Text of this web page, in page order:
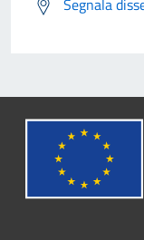
Segnala